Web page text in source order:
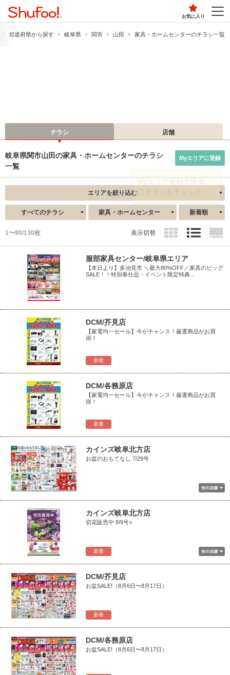
お気に入り
都道府県から探す 岐阜県 関市 山田 家具・ホームセンターのチラシ一覧
チラシ 店舗
岐阜県関市山田の家具・ホームセンターのチラシ
一覧
Myエリアに登録
エリアを絞り込む
すべてのチラシ 家具・ホームセンター 新着順
1〜90/130枚 表示切替
服部家具センター/岐阜県エリア
【本日より】多治見市 ＼最大80%OFF／家具のビッグ
SALE！！特別奉仕品・イベント限定特典...
新着
DCM/芥見店
【家電均一セール】今がチャンス！厳選商品がお買
得！
新着
DCM/各務原店
【家電均一セール】今がチャンス！厳選商品がお買
得！
カインズ岐阜北方店
お盆のおもてなし 7/29号
新着
カインズ岐阜北方店
切花販売中 8/9号○
新着
DCM/芥見店
お盆SALE!（8月6日〜8月17日）
DCM/各務原店
お盆SALE!（8月6日〜8月17日）